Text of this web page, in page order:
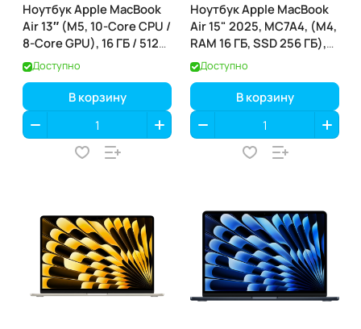
Ноутбук Apple MacBook
Air 13″ (M5, 10-Core CPU /
8-Core GPU), 16 ГБ / 512
ГБ, Silver (серебристый)
(MDH74)
Доступно
В корзину
Ноутбук Apple MacBook
Air 15" 2025, MC7A4, (M4,
RAM 16 ГБ, SSD 256 ГБ),
Небесно-голубой
Доступно
В корзину